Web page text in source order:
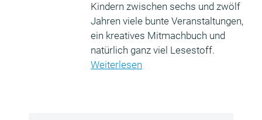
Kindern zwischen sechs und zwölf
Jahren viele bunte Veranstaltungen,
ein kreatives Mitmachbuch und
natürlich ganz viel Lesestoff.
Weiterlesen